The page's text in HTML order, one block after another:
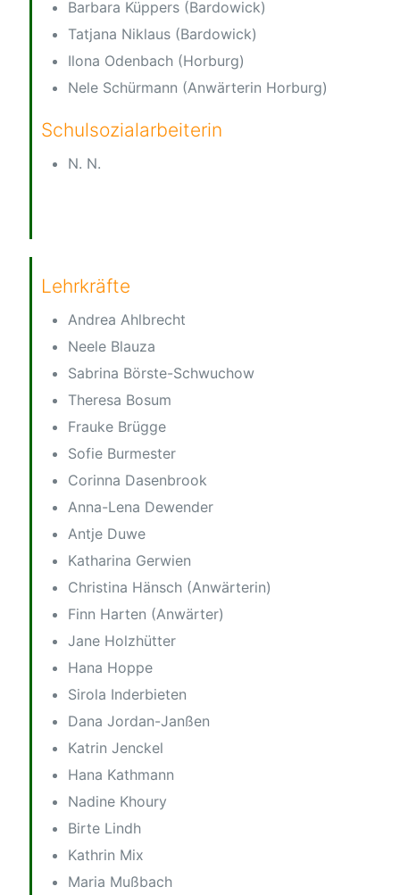
Barbara Küppers (Bardowick)
Tatjana Niklaus (Bardowick)
Ilona Odenbach (Horburg)
Nele Schürmann (Anwärterin Horburg)
Schulsozialarbeiterin
N. N.
Lehrkräfte
Andrea Ahlbrecht
Neele Blauza
Sabrina Börste-Schwuchow
Theresa Bosum
Frauke Brügge
Sofie Burmester
Corinna Dasenbrook
Anna-Lena Dewender
Antje Duwe
Katharina Gerwien
Christina Hänsch (Anwärterin)
Finn Harten (Anwärter)
Jane Holzhütter
Hana Hoppe
Sirola Inderbieten
Dana Jordan-Janßen
Katrin Jenckel
Hana Kathmann
Nadine Khoury
Birte Lindh
Kathrin Mix
Maria Mußbach